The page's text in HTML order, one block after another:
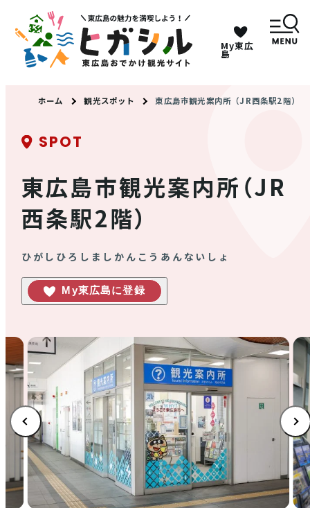
My東広
島
ホーム 観光スポット 東広島市観光案内所（JR西条駅2階）
SPOT
東広島市観光案内所（JR
西条駅2階）
ひがしひろしましかんこうあんないしょ
My東広島に登録
キーワードは2つまで、30文字以内で検索してくだ
さい。
メニュー
観光スポット
イベント情報
グルメ・特産品
店舗情報
体験・ガイド
モデルコース